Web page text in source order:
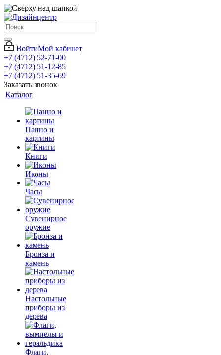
ВойтиМой кабинет
+7 (4712) 52-71-00
+7 (4712) 51-12-85
+7 (4712) 51-35-69
Заказать звонок
Каталог
Панно и
картины
Книги
Иконы
Часы
Сувенирное
оружие
Бронза и
камень
Настольные
приборы из
дерева
Флаги,